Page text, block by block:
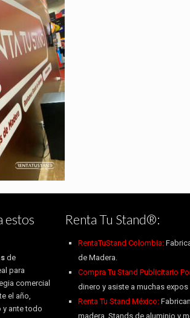
estos
de
para
comercial
el año,
y ante todo
Renta Tu Stand®:
RentaTuStand Colombia:
de Madera.
Compra Tu Stand Publicitario
dinero y asiste a muchas expos
Renta Tu Stand México:
madera, Stands de aluminio y